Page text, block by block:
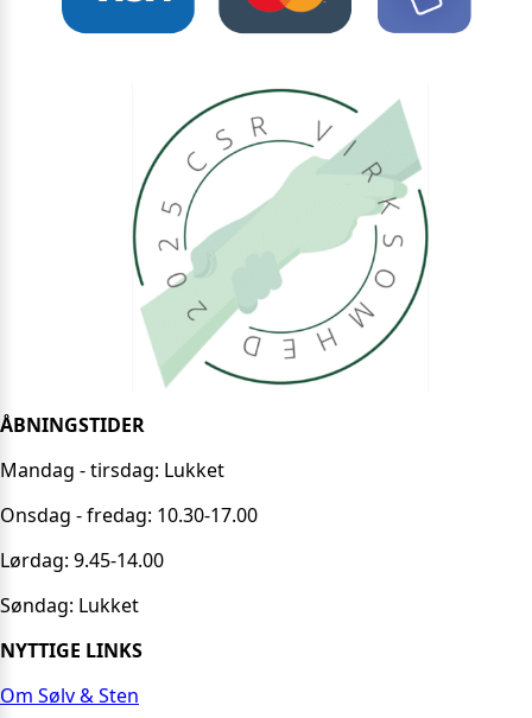
ÅBNINGSTIDER
Mandag - tirsdag: Lukket
Onsdag - fredag: 10.30-17.00
Lørdag: 9.45-14.00
Søndag: Lukket
NYTTIGE LINKS
Om Sølv & Sten